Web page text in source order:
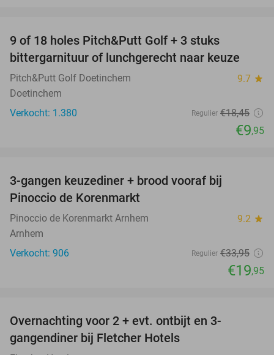
9 of 18 holes Pitch&Putt Golf + 3 stuks
bittergarnituur of lunchgerecht naar keuze
Pitch&Putt Golf Doetinchem 9.7 star
Doetinchem
Verkocht: 1.380
Regulier €18,45
€9,95
3-gangen keuzediner + brood vooraf bij
Pinoccio de Korenmarkt
Pinoccio de Korenmarkt Arnhem 9.2 star
Arnhem
Verkocht: 906
Regulier €33,95
€19,95
Overnachting voor 2 + evt. ontbijt en 3-
gangendiner bij Fletcher Hotels